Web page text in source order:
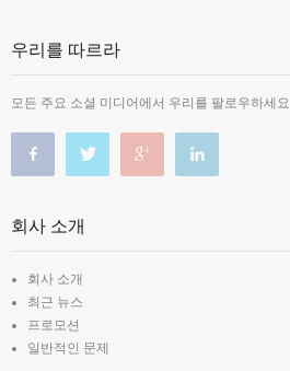
우리를 따르라
모든 주요 소셜 미디어에서 우리를 팔로우하세요
회사 소개
회사 소개
최근 뉴스
프로모션
일반적인 문제